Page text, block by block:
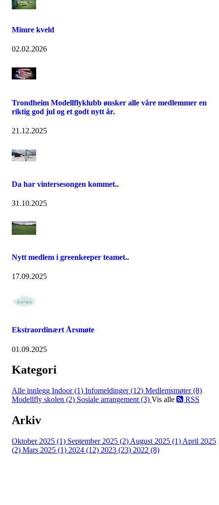
Mimre kveld
02.02.2026
Trondheim Modellflyklubb ønsker alle våre medlemmer en
riktig god jul og et godt nytt år.
21.12.2025
Da har vintersesongen kommet..
31.10.2025
Nytt medlem i greenkeeper teamet..
17.09.2025
Ekstraordinært Årsmøte
01.09.2025
Kategori
Alle innlegg Indoor (1) Infomeldinger (12) Medlemsmøter (8)
Modellfly skolen (2) Sosiale arrangement (3) Vis alle RSS
Arkiv
Oktober 2025 (1) September 2025 (2) August 2025 (1) April 2025
(2) Mars 2025 (1) 2024 (12) 2023 (23) 2022 (8)